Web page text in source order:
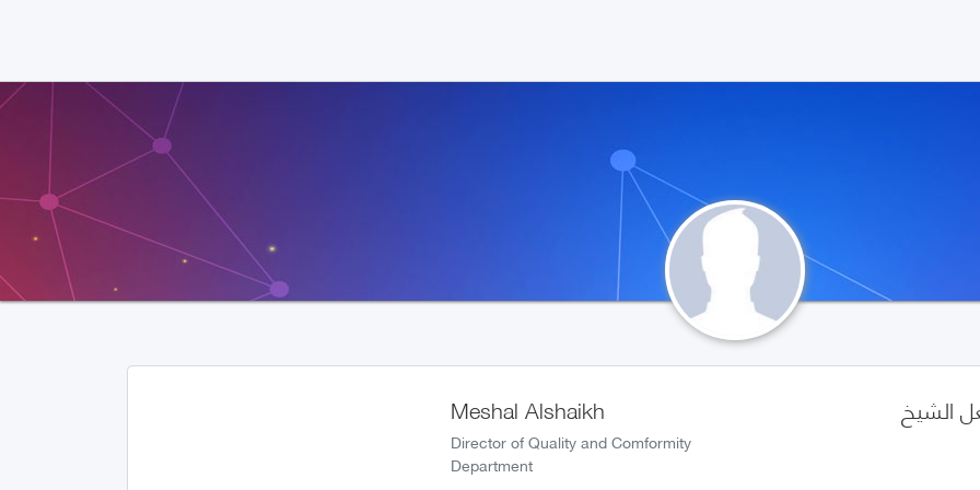
Meshal Alshaikh
Director of Quality and Comformity
Department
الشيخ